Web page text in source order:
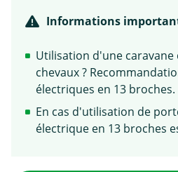
Informations
Utilisation d'une caravane
chevaux ?
électriques en 13 broches.
En cas d'utilisation de
électrique en 13 broches